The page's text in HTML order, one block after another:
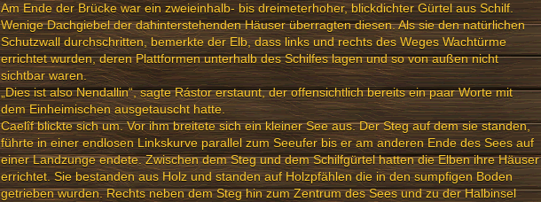
Am Ende der Brücke war ein zweieinhalb- bis dreimeterhoher, blickdichter Gürtel aus Schilf.
Wenige Dachgiebel der dahinterstehenden Häuser überragten diesen. Als sie den natürlichen
Schutzwall durchschritten, bemerkte der Elb, dass links und rechts des Weges Wachtürme
errichtet wurden, deren Plattformen unterhalb des Schilfes lagen und so von außen nicht
sichtbar waren.
„Dies ist also Nendallin“, sagte Rástor erstaunt, der offensichtlich bereits ein paar Worte mit
dem Einheimischen ausgetauscht hatte.
Caelîf blickte sich um. Vor ihm breitete sich ein kleiner See aus. Der Steg auf dem sie standen,
führte in einer endlosen Linkskurve parallel zum Seeufer bis er am anderen Ende des Sees auf
einer Landzunge endete. Zwischen dem Steg und dem Schilfgürtel hatten die Elben ihre Häuser
errichtet. Sie bestanden aus Holz und standen auf Holzpfählen die in den sumpfigen Boden
getrieben wurden. Rechts neben dem Steg hin zum Zentrum des Sees und zu der Halbinsel